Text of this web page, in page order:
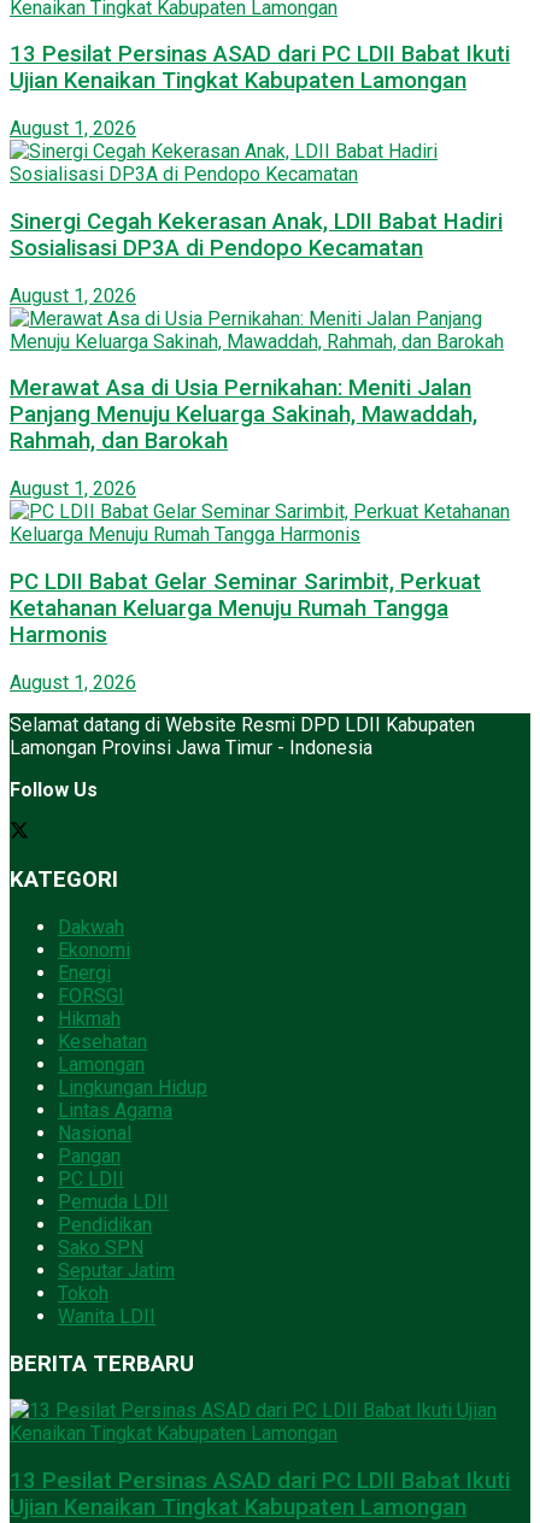
13 Pesilat Persinas ASAD dari PC LDII Babat Ikuti
Ujian Kenaikan Tingkat Kabupaten Lamongan
August 1, 2026
Sinergi Cegah Kekerasan Anak, LDII Babat Hadiri
Sosialisasi DP3A di Pendopo Kecamatan
August 1, 2026
Merawat Asa di Usia Pernikahan: Meniti Jalan
Panjang Menuju Keluarga Sakinah, Mawaddah,
Rahmah, dan Barokah
August 1, 2026
PC LDII Babat Gelar Seminar Sarimbit, Perkuat
Ketahanan Keluarga Menuju Rumah Tangga
Harmonis
August 1, 2026
Selamat datang di Website Resmi DPD LDII Kabupaten
Lamongan Provinsi Jawa Timur - Indonesia
Follow Us
KATEGORI
Dakwah
Ekonomi
Energi
FORSGI
Hikmah
Kesehatan
Lamongan
Lingkungan Hidup
Lintas Agama
Nasional
Pangan
PC LDII
Pemuda LDII
Pendidikan
Sako SPN
Seputar Jatim
Tokoh
Wanita LDII
BERITA TERBARU
13 Pesilat Persinas ASAD dari PC LDII Babat Ikuti
Ujian Kenaikan Tingkat Kabupaten Lamongan